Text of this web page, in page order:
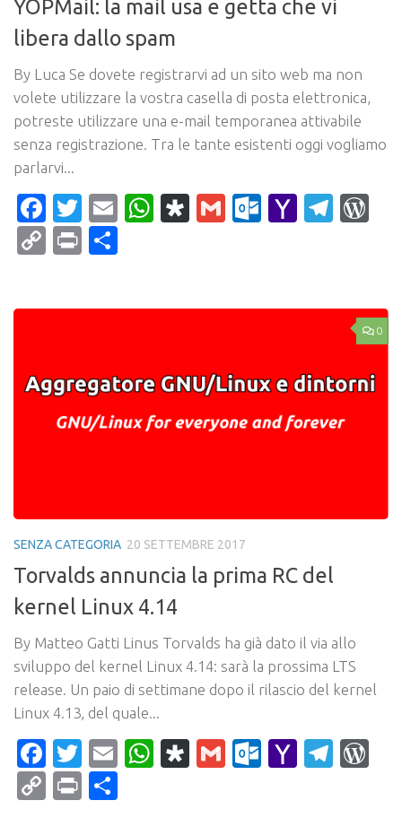
YOPMail: la mail usa e getta che vi
libera dallo spam
By Luca Se dovete registrarvi ad un sito web ma non
volete utilizzare la vostra casella di posta elettronica,
potreste utilizzare una e-mail temporanea attivabile
senza registrazione. Tra le tante esistenti oggi vogliamo
parlarvi...
Facebook
Twitter
EmailWhatsApp
Diaspora
Gmail Yahoo
CopyPrint
0
SENZA CATEGORIA 20 SETTEMBRE 2017
Torvalds annuncia la prima RC del
kernel Linux 4.14
By Matteo Gatti Linus Torvalds ha già dato il via allo
sviluppo del kernel Linux 4.14: sarà la prossima LTS
release. Un paio di settimane dopo il rilascio del kernel
Linux 4.13, del quale...
Facebook
Twitter
EmailWhatsApp
Diaspora
Gmail Yahoo
CopyPrint